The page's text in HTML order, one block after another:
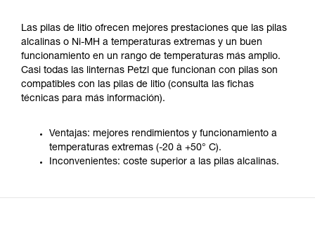
Las pilas de litio ofrecen mejores prestaciones que las pilas
alcalinas o Ni-MH a temperaturas extremas y un buen
funcionamiento en un rango de temperaturas más amplio.
Casi todas las linternas Petzl que funcionan con pilas son
compatibles con las pilas de litio (consulta las fichas
técnicas para más información).
Ventajas: mejores rendimientos y funcionamiento a
temperaturas extremas (-20 à +50° C).
Inconvenientes: coste superior a las pilas alcalinas.